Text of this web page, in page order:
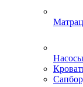
Насосы